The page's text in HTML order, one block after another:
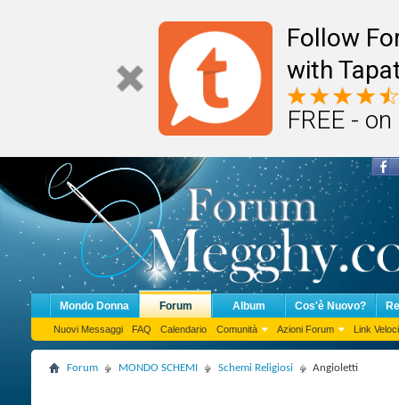
Follow
with
FREE -
Mondo Donna Forum
Nuovi Messaggi FAQ Calendario Comunità Azioni Forum Link Veloci
Album Cos'è Nuovo?
Forum MONDO SCHEMI Schemi Religiosi Angioletti